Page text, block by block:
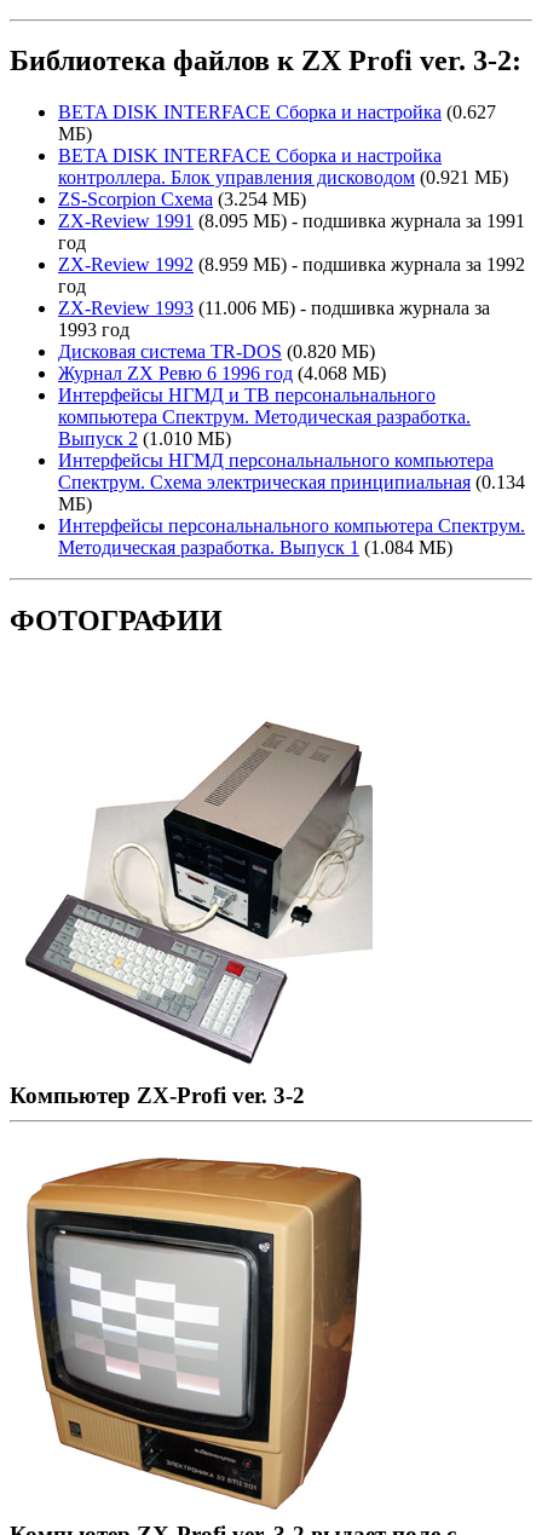
Библиотека файлов к ZX Profi ver. 3-2:
BETA DISK INTERFACE Сборка и настройка (0.627
МБ)
BETA DISK INTERFACE Сборка и настройка
контроллера. Блок управления дисководом (0.921 МБ)
ZS-Scorpion Схема (3.254 МБ)
ZX-Review 1991 (8.095 МБ) - подшивка журнала за 1991
год
ZX-Review 1992 (8.959 МБ) - подшивка журнала за 1992
год
ZX-Review 1993 (11.006 МБ) - подшивка журнала за
1993 год
Дисковая система TR-DOS (0.820 МБ)
Журнал ZX Ревю 6 1996 год (4.068 МБ)
Интерфейсы НГМД и ТВ персональнального
компьютера Спектрум. Методическая разработка.
Выпуск 2 (1.010 МБ)
Интерфейсы НГМД персональнального компьютера
Спектрум. Схема электрическая принципиальная (0.134
МБ)
Интерфейсы персональнального компьютера Спектрум.
Методическая разработка. Выпуск 1 (1.084 МБ)
ФОТОГРАФИИ
Компьютер ZX-Profi ver. 3-2